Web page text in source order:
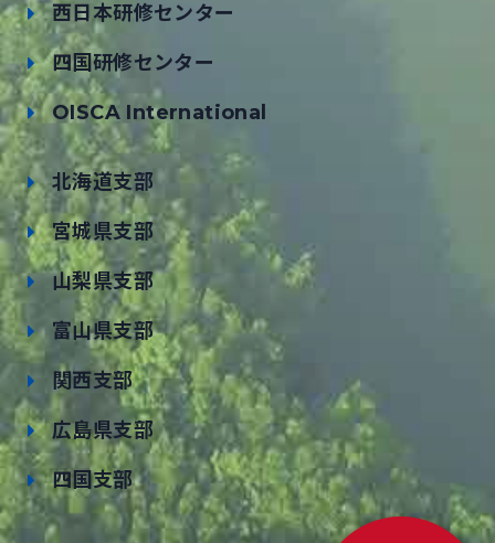
西日本研修センター
四国研修センター
OISCA International
北海道支部
宮城県支部
山梨県支部
富山県支部
関西支部
広島県支部
四国支部